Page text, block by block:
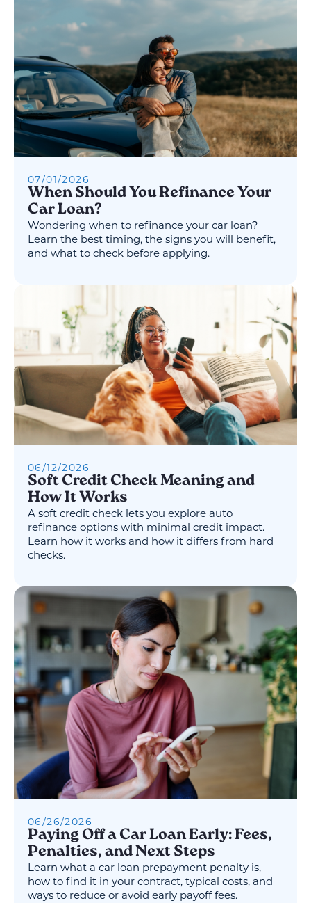
07/01/2026
When Should You Refinance Your
Car Loan?
Wondering when to refinance your car loan?
Learn the best timing, the signs you will benefit,
and what to check before applying.
06/12/2026
Soft Credit Check Meaning and
How It Works
A soft credit check lets you explore auto
refinance options with minimal credit impact.
Learn how it works and how it differs from hard
checks.
06/26/2026
Paying Off a Car Loan Early: Fees,
Penalties, and Next Steps
Learn what a car loan prepayment penalty is,
how to find it in your contract, typical costs, and
ways to reduce or avoid early payoff fees.